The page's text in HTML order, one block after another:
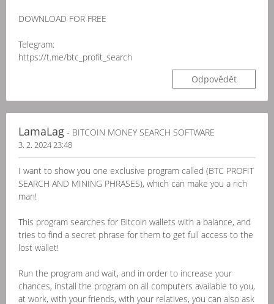
DOWNLOAD FOR FREE
Telegram:
https://t.me/btc_profit_search
Odpovědět
LamaLag - BITCOIN MONEY SEARCH SOFTWARE
3. 2. 2024 23:48
I want to show you one exclusive program called (BTC PROFIT
SEARCH AND MINING PHRASES), which can make you a rich
man!
This program searches for Bitcoin wallets with a balance, and
tries to find a secret phrase for them to get full access to the
lost wallet!
Run the program and wait, and in order to increase your
chances, install the program on all computers available to you,
at work, with your friends, with your relatives, you can also ask